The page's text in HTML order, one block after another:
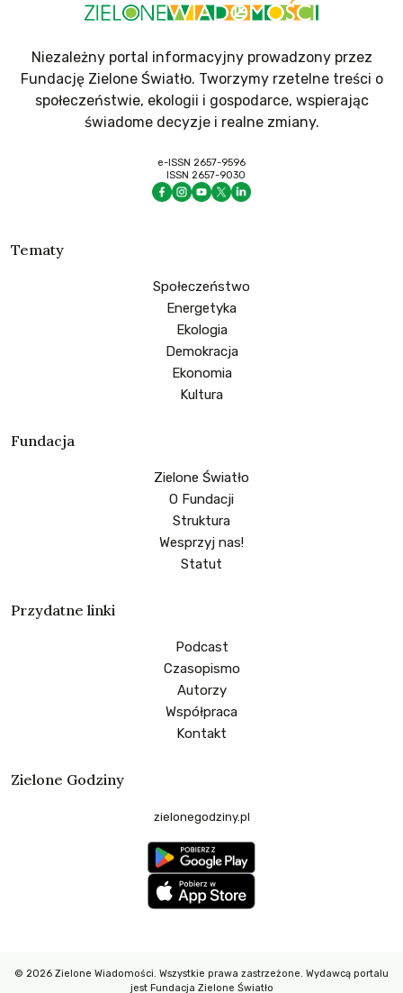
Niezależny portal informacyjny prowadzony przez
Fundację Zielone Światło. Tworzymy rzetelne treści o
społeczeństwie, ekologii i gospodarce, wspierając
świadome decyzje i realne zmiany.
e-ISSN 2657-9596
ISSN 2657-9030
Tematy
Społeczeństwo
Energetyka
Ekologia
Demokracja
Ekonomia
Kultura
Fundacja
Zielone Światło
O Fundacji
Struktura
Wesprzyj nas!
Statut
Przydatne linki
Podcast
Czasopismo
Autorzy
Współpraca
Kontakt
Zielone Godziny
zielonegodziny.pl
© 2026 Zielone Wiadomości. Wszystkie prawa zastrzeżone. Wydawcą portalu
jest Fundacja Zielone Światło